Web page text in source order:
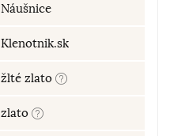
Náušnice
Klenotnik.sk
žlté zlato
zlato